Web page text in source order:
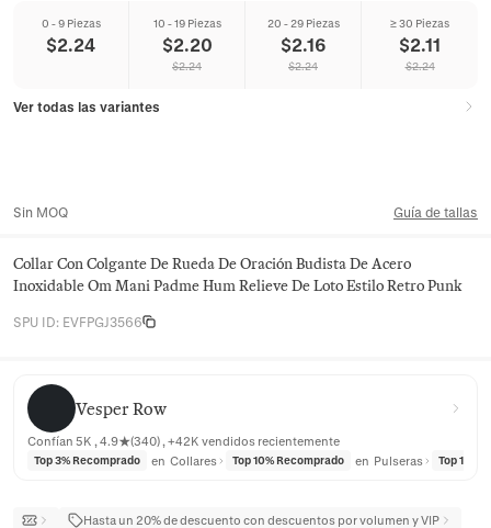
0 - 9 Piezas
$2.24
10 - 19 Piezas
$2.20
$2.24
20 - 29 Piezas
$2.16
$2.24
≥ 30 Piezas
$2.11
$2.24
Ver todas las variantes
Sin MOQ Guía de tallas
Collar Con Colgante De Rueda De Oración Budista De Acero
Inoxidable Om Mani Padme Hum Relieve De Loto Estilo Retro Punk
SPU ID: EVFPGJ3566
Vesper Row
Vesper Row
Confían 5K , 4.9★(340) , +42K vendidos recientemente
Top 3% Recomprado en Collares Top 10% Recomprado en Pulseras Top 10%
Hasta un 20% de descuento con descuentos por volumen y VIP